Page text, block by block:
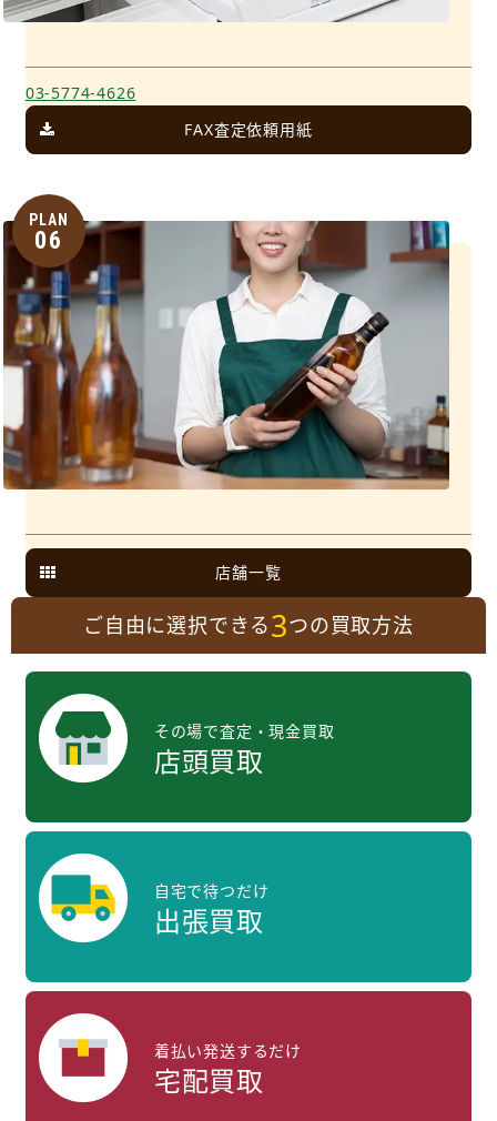
03-5774-4626
FAX査定依頼用紙
PLAN
06
店舗一覧
ご自由に選択できる3つの買取方法
その場で査定・現金買取
店頭買取
自宅で待つだけ
出張買取
着払い発送するだけ
宅配買取